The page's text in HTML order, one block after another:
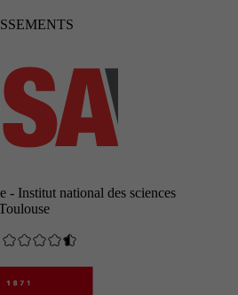
- Institut national des sciences